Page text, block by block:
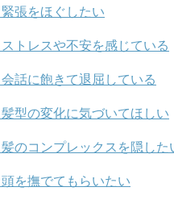
緊張をほぐしたい
ストレスや不安を感じている
会話に飽きて退屈している
髪型の変化に気づいてほしい
髪のコンプレックスを隠した
頭を撫でてもらいたい